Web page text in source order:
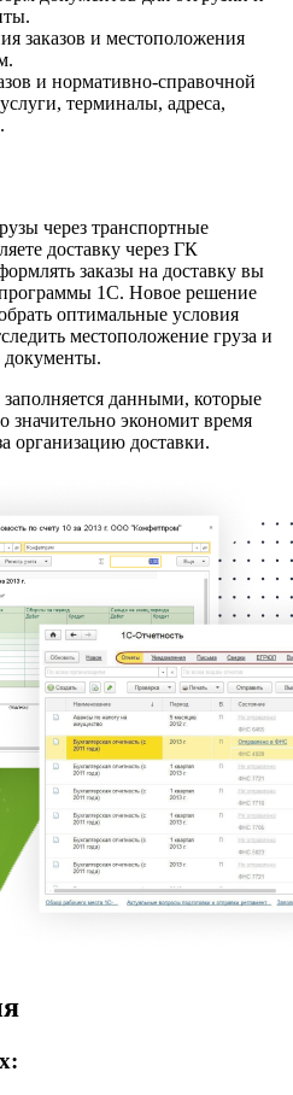
заказов и местоположения
и нормативно-справочной
терминалы, адреса,
через транспортные
доставку через ГК
заказы на доставку вы
1С. Новое решение
оптимальные условия
местоположение груза и
документы.
данными, которые
значительно экономит время
организацию доставки.